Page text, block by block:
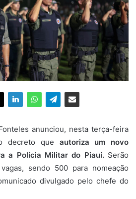
anunciou, nesta terça-feira
decreto que autoriza um novo
a Polícia Militar do Piauí.Serão
sendo 500 para nomeação
divulgado pelo chefe do